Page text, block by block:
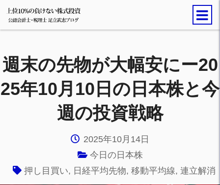
週末の先物が大幅安にー20
25年10月10日の日本株と今
週の投資戦略
2025年10月14日
今日の日本株
押し目買い, 日経平均先物,移動平均線,連立解消